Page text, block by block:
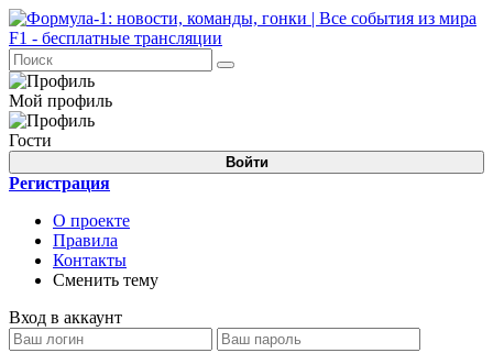
Мой профиль
Гости
Войти
Регистрация
О проекте
Правила
Контакты
Сменить тему
Вход в аккаунт